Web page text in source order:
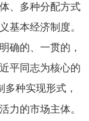
、多种分配方式
基本经济制度。
确的、一贯的，
平同志为核心的
多种实现形式，
力的市场主体。